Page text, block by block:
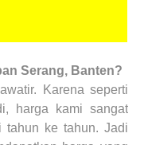
Serang, Banten?
Karena seperti
harga kami sangat
tahun ke tahun. Jadi